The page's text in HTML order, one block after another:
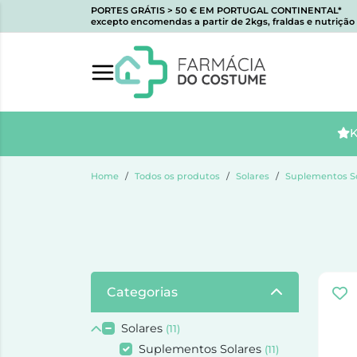
PORTES GRÁTIS > 50 € EM PORTUGAL CONTINENTAL*
excepto encomendas a partir de 2kgs, fraldas e
Home Todos os produtos Solares Suplementos
Categorias
Solares (11)
Suplementos Solares (11)